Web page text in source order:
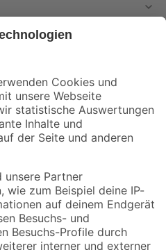
und Aktionen mehr verpassen!
Versandarten